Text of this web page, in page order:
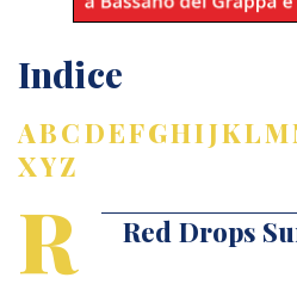
Indice
ABCDEFGHIJKLM
XYZ
R Red Drops